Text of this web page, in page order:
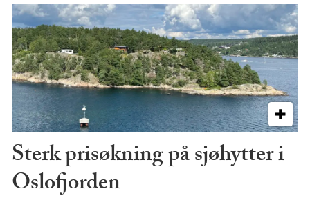
Sterk prisøkning på sjøhytter i
Oslofjorden